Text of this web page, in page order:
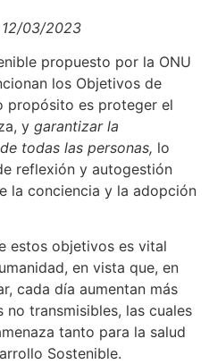
03/2023
propuesto por la ONU
los Objetivos de
propósito es proteger el
y garantizar la
todas las personas, lo
reflexión y autogestión
la conciencia y la adopción
estos objetivos es vital
en vista que, en
cada día aumentan más
no transmisibles, las cuales
tanto para la salud
Sostenible.